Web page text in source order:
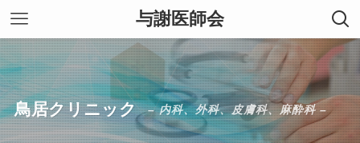
与謝医師会
鳥居クリニック – 内科、外科、皮膚科、麻酔科 –